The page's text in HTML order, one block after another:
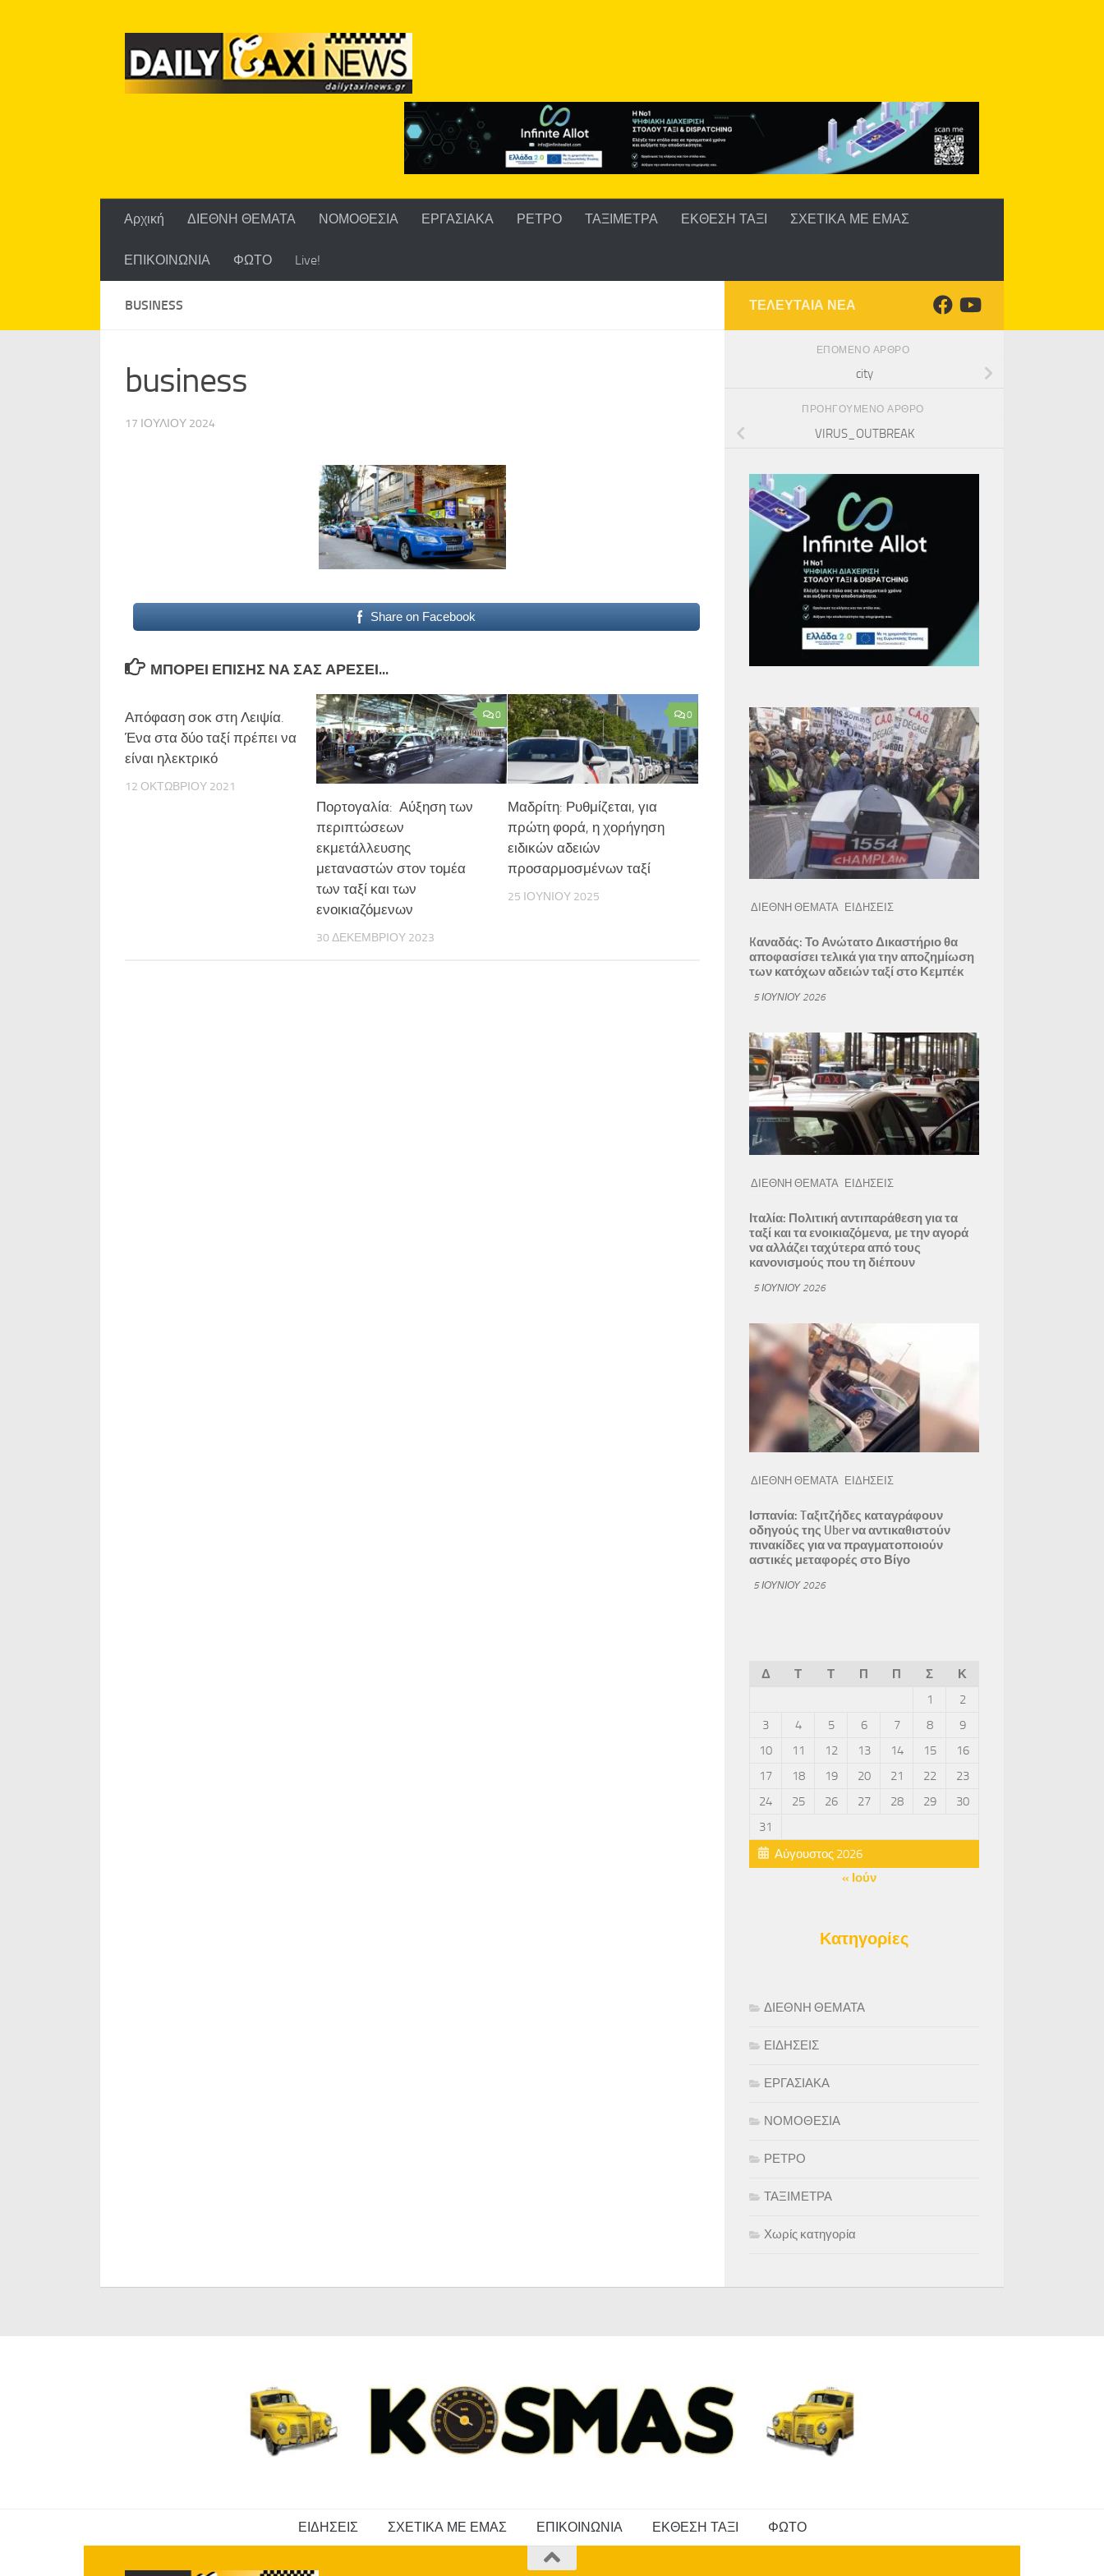
Αρχική ΔΙΕΘΝΗ ΘΕΜΑΤΑ ΝΟΜΟΘΕΣΙΑ ΕΡΓΑΣΙΑΚΑ ΡΕΤΡΟ ΤΑΞΙΜΕΤΡΑ ΕΚΘΕΣΗ ΤΑΞΙ ΣΧΕΤΙΚΑ ΜΕ ΕΜΑΣ
ΕΠΙΚΟΙΝΩΝΙΑ ΦΩΤΟ Live!
BUSINESS
business
17 ΙΟΥΛΊΟΥ 2024
Share on Facebook
ΜΠΟΡΕΊ ΕΠΊΣΗΣ ΝΑ ΣΑΣ ΑΡΈΣΕΙ...
Απόφαση σοκ στη Λειψία.
Ένα στα δύο ταξί πρέπει να
είναι ηλεκτρικό
12 ΟΚΤΩΒΡΊΟΥ 2021
0
Πορτογαλία: Αύξηση των
περιπτώσεων
εκμετάλλευσης
μεταναστών στον τομέα
των ταξί και των
ενοικιαζόμενων
30 ΔΕΚΕΜΒΡΊΟΥ 2023
0
Μαδρίτη: Ρυθμίζεται, για
πρώτη φορά, η χορήγηση
ειδικών αδειών
προσαρμοσμένων ταξί
25 ΙΟΥΝΊΟΥ 2025
ΤΕΛΕΥΤΑΙΑ ΝΕΑ
ΕΠΌΜΕΝΟ ΆΡΘΡΟ
city
ΠΡΟΗΓΟΎΜΕΝΟ ΆΡΘΡΟ
VIRUS_OUTBREAK
ΔΙΕΘΝΗ ΘΕΜΑΤΑ ΕΙΔΗΣΕΙΣ
Kαναδάς: Το Ανώτατο Δικαστήριο θα
αποφασίσει τελικά για την αποζημίωση
των κατόχων αδειών ταξί στο Κεμπέκ
5 ΙΟΥΝΊΟΥ 2026
ΔΙΕΘΝΗ ΘΕΜΑΤΑ ΕΙΔΗΣΕΙΣ
Ιταλία: Πολιτική αντιπαράθεση για τα
ταξί και τα ενοικιαζόμενα, με την αγορά
να αλλάζει ταχύτερα από τους
κανονισμούς που τη διέπουν
5 ΙΟΥΝΊΟΥ 2026
ΔΙΕΘΝΗ ΘΕΜΑΤΑ ΕΙΔΗΣΕΙΣ
Ισπανία: Tαξιτζήδες καταγράφουν
οδηγούς της Uber να αντικαθιστούν
πινακίδες για να πραγματοποιούν
αστικές μεταφορές στο Βίγο
5 ΙΟΥΝΊΟΥ 2026
Αύγουστος 2026
Δ Τ Τ Π Π Σ
Κ
1
2
3
4 5 6 7 8
9
10
11 12 13 14 15
16
17
18 19 20 21 22
23
24
25 26 27 28 29
30
31
« Ιούν
Κατηγορίες
ΔΙΕΘΝΗ ΘΕΜΑΤΑ
ΕΙΔΗΣΕΙΣ
ΕΡΓΑΣΙΑΚΑ
ΝΟΜΟΘΕΣΙΑ
ΡΕΤΡΟ
ΤΑΞΙΜΕΤΡΑ
Χωρίς κατηγορία
ΕΙΔΗΣΕΙΣ ΣΧΕΤΙΚΑ ΜΕ ΕΜΑΣ ΕΠΙΚΟΙΝΩΝΙΑ ΕΚΘΕΣΗ ΤΑΞΙ ΦΩΤΟ